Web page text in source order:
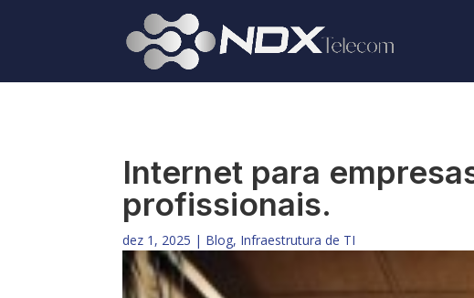
Internet para
profissionais.
dez 1, 2025 | Blog, Infraestrutura de TI